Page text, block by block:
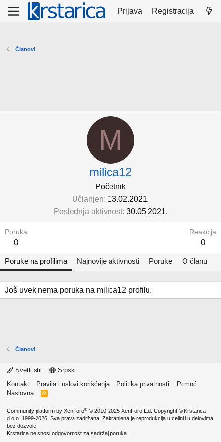
Prijava Registracija
Članovi
M
milica12
Početnik
Učlanjen 13.02.2021.
Poslednja aktivnost 30.05.2021.
Poruka
0
Reakcija
0
Poruke na profilima Najnovije aktivnosti Poruke O članu
Još uvek nema poruka na milica12 profilu.
Članovi
Svetli stil
Srpski
Kontakt
Pravila i uslovi korišćenja Politika privatnosti
Pomoć
Naslovna
R
Community platform by XenForo® © 2010-2025 XenForo Ltd. Copyright © Krstarica
d.o.o. 1999-2026. Sva prava zadržana. Zabranjena je reprodukcija u celini i u delovima
bez dozvole.
Krstarica ne snosi odgovornost za sadržaj poruka.